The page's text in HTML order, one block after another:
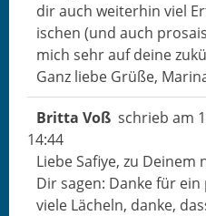
dir auch weit­er­hin viel
is­chen (und auch
mich sehr auf deine
Ganz liebe Grüße,
Brit­ta Voß schrieb am
14:44
Liebe Safiye, zu
Dir sagen: Danke für
viele Lächeln, danke,